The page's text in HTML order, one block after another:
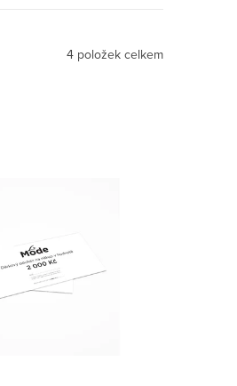
4 položek celkem